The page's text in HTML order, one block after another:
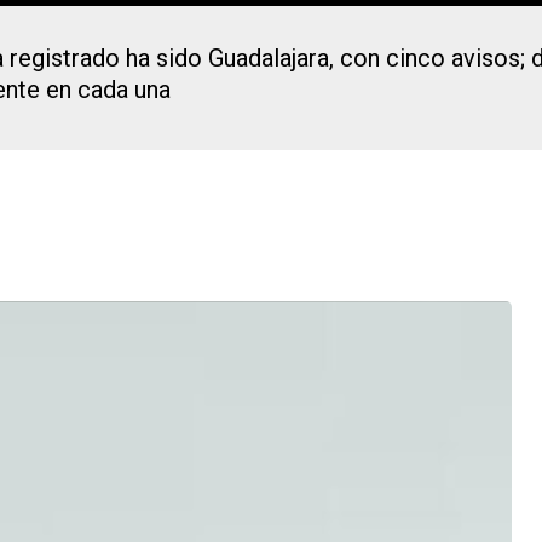
ha sido Guadalajara, con cinco avisos;
en cada una